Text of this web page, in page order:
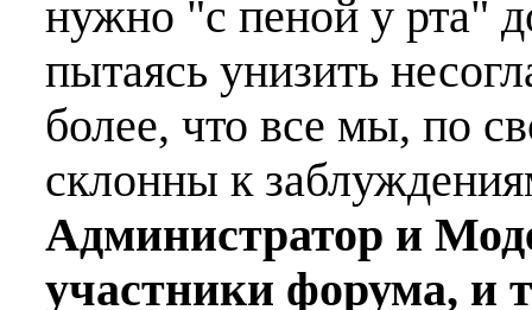
нужно "с пеной у рта"
пытаясь унизить
более, что все мы, по
склонны к
Администратор и
участники форума, и